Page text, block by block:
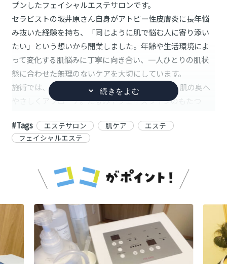
プンしたフェイシャルエステサロンです。
セラピストの坂井原さん自身がアトピー性皮膚炎に長年悩
み抜いた経験を持ち、「同じように肌で悩む人に寄り添い
たい」という想いから開業しました。年齢や生活環境によ
って変化する肌悩みに丁寧に向き合い、一人ひとりの肌状
態に合わせた無理のないケアを大切にしています。
施術では、超音波やEMSなどの機器を取り入れ、肌の奥へ
やさしくアプローチ。たるみやフェイスラインのもたつ
悩む方からも好評です。使用する化粧品には、真珠由来の
美容成分で知られるミキモト コスメティックスを採用。肌
な肌へ導きます。オールハンドの心地よさと機器施術を組
み合わせることで、リラックスしながらもしっかりと効果
のため、周りを気にせずゆったりと過ごせます。日々の疲
れを癒しながら、健康的な美肌を目指したい方におすすめ
のサロンです。
#Tags エステサロン 肌ケア
エステ
フェイシャルエステ